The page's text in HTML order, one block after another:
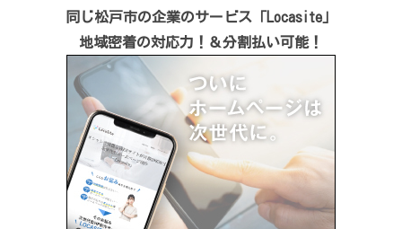
同じ松戸市の企業のサービス「Locasite」
地域密着の対応力！＆分割払い可能！